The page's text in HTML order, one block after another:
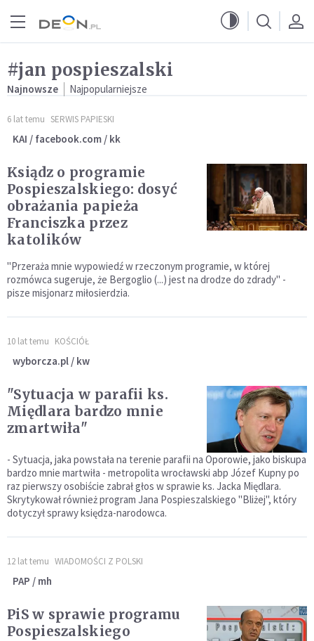
#jan pospieszalski
Najnowsze Najpopularniejsze
6 lat temu SERWIS PAPIESKI
KAI / facebook.com / kk
Ksiądz o programie
Pospieszalskiego: dosyć
obrażania papieża
Franciszka przez
katolików
"Przeraża mnie wypowiedź w rzeczonym programie, w której
rozmówca sugeruje, że Bergoglio (...) jest na drodze do zdrady" -
pisze misjonarz miłosierdzia.
10 lat temu KOŚCIÓŁ
wyborcza.pl / kw
"Sytuacja w parafii ks.
Międlara bardzo mnie
zmartwiła"
- Sytuacja, jaka powstała na terenie parafii na Oporowie, jako biskupa
bardzo mnie martwiła - metropolita wrocławski abp Józef Kupny po
raz pierwszy osobiście zabrał głos w sprawie ks. Jacka Międlara.
Skrytykował również program Jana Pospieszalskiego "Bliżej", który
dotyczył sprawy księdza-narodowca.
12 lat temu WIADOMOŚCI Z POLSKI
PAP / mh
PiS w sprawie programu
Pospieszalskiego